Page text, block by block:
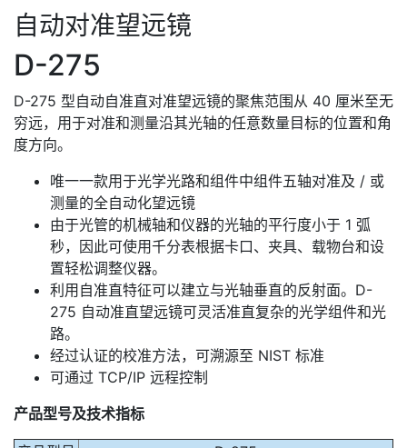
自动对准望远镜
D-275
D-275 型自动自准直对准望远镜的聚焦范围从 40 厘米至无
穷远，用于对准和测量沿其光轴的任意数量目标的位置和角
度方向。
唯一一款用于光学光路和组件中组件五轴对准及 / 或
测量的全自动化望远镜
由于光管的机械轴和仪器的光轴的平行度小于 1 弧
秒，因此可使用千分表根据卡口、夹具、载物台和设
置轻松调整仪器。
利用自准直特征可以建立与光轴垂直的反射面。D-
275 自动准直望远镜可灵活准直复杂的光学组件和光
路。
经过认证的校准方法，可溯源至 NIST 标准
可通过 TCP/IP 远程控制
产品型号及技术指标